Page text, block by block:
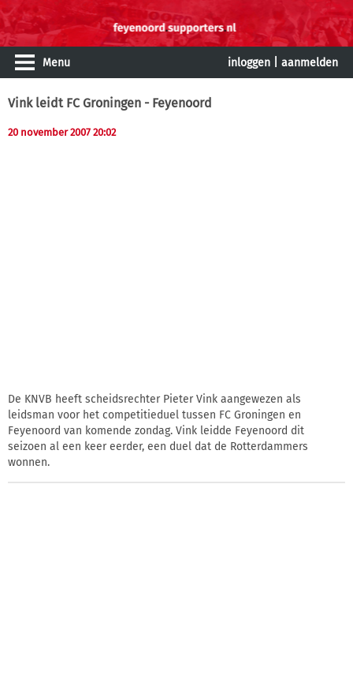
Menu inloggen aanmelden
Vink leidt FC Groningen - Feyenoord
20 november 2007 20:02
De KNVB heeft scheidsrechter Pieter Vink aangewezen als
leidsman voor het competitieduel tussen FC Groningen en
Feyenoord van komende zondag. Vink leidde Feyenoord dit
seizoen al een keer eerder, een duel dat de Rotterdammers
wonnen.